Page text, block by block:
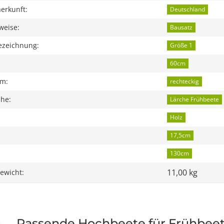
Deutschland
Bausatz
Größe 1
60cm
rechteckig
Lärche Frühbeete
Holz
17,5cm
130cm
11,00 kg